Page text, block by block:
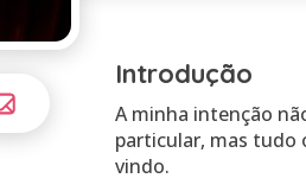
Introdução
A minha intenção
particular, mas tudo
vindo.